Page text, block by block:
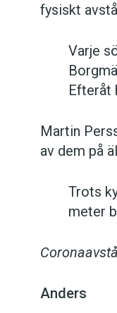
fysiskt
Varje
Efteråt
Martin
av dem på
Trots
meter
Anders